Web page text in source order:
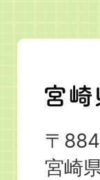
宮
崎
県
木
〒
宮崎